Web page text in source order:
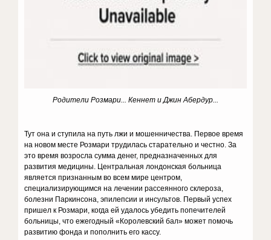
Родители Розмари... Кеннет и Джин Абердур...
Тут она и ступила на путь лжи и мошенничества. Первое время
на но­вом месте Розмари трудилась старатель­но и честно. За
это время возросла сумма денег, предназначенных для
развития ме­дицины. Центральная лондонская больни­ца
является признанным во всем мире цент­ром,
специализирующимся на лечении рас­сеянного склероза,
болезни Паркинсона, эпилепсии и инсультов. Первый успех
при­шел к Розмари, когда ей удалось убедить попечителей
больницы, что ежегодный «Королевский бал» может помочь
развитию фонда и пополнить его кассу.